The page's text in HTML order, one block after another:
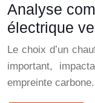
Analyse
électrique
Le choix d’un
important,
empreinte